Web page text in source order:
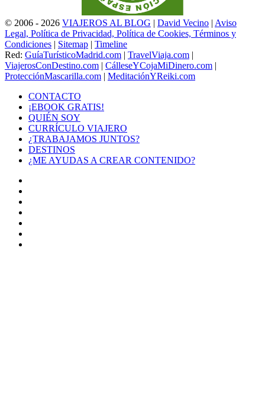
© 2006 - 2026 VIAJEROS AL BLOG | David Vecino | Aviso
Legal, Política de Privacidad, Política de Cookies, Términos y
Condiciones | Sitemap | Timeline
Red: GuíaTurísticoMadrid.com | TravelViaja.com |
ViajerosConDestino.com | CálleseYCojaMiDinero.com |
ProtecciónMascarilla.com | MeditaciónYReiki.com
CONTACTO
¡EBOOK GRATIS!
QUIÉN SOY
CURRÍCULO VIAJERO
¿TRABAJAMOS JUNTOS?
DESTINOS
¿ME AYUDAS A CREAR CONTENIDO?